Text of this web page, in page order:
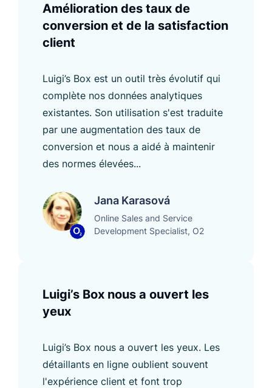
Amélioration des taux de
conversion et de la satisfaction
client
Luigi’s Box est un outil très évolutif qui
complète nos données analytiques
existantes. Son utilisation s'est traduite
par une augmentation des taux de
conversion et nous a aidé à maintenir
des normes élevées...
Jana Karasová
Online Sales and Service
Development Specialist, O2
Luigi’s Box nous a ouvert les
yeux
Luigi’s Box nous a ouvert les yeux. Les
détaillants en ligne oublient souvent
l'expérience client et font trop